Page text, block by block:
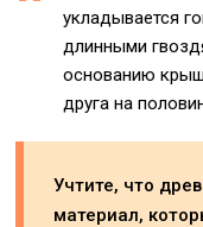
укладывается
длинными
основанию
друга на
Учтите, что
материал,